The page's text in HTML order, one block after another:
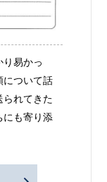
易かっ
について話
られてきた
にも寄り添